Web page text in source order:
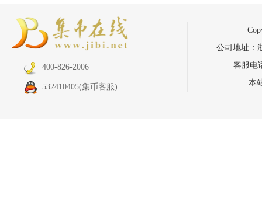
400-826-2006
532410405(集币客服)
公司地址：
客服电
本